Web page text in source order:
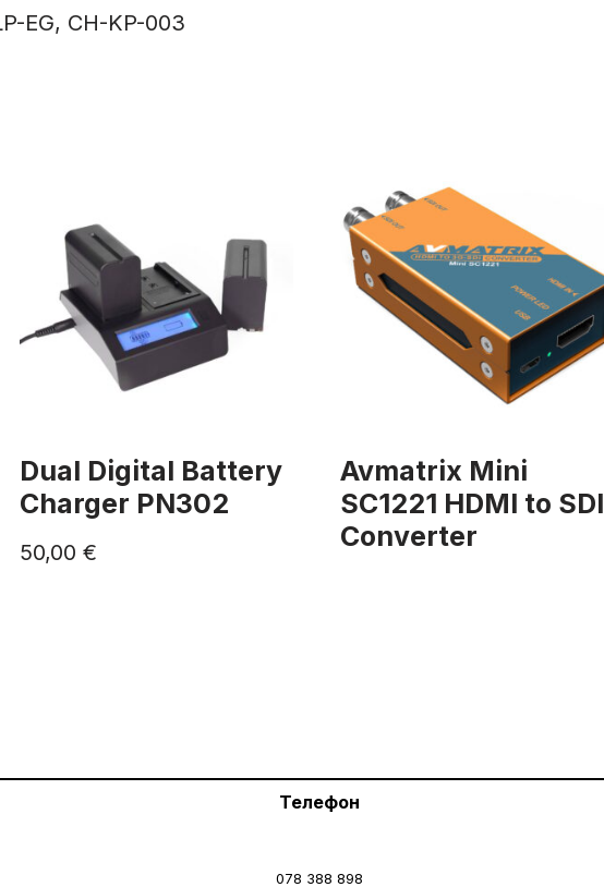
EG, CH-KP-003
Dual Digital Battery
Charger PN302
50,00 €
Avmatrix Mini
SC1221 HDMI to SDI
Converter
Телефон
078 388 898